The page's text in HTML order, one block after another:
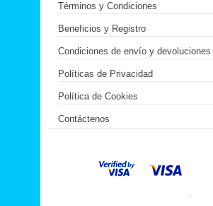
Términos y Condiciones
Beneficios y Registro
Condiciones de envío y devoluciones
Políticas de Privacidad
Política de Cookies
Contáctenos
.